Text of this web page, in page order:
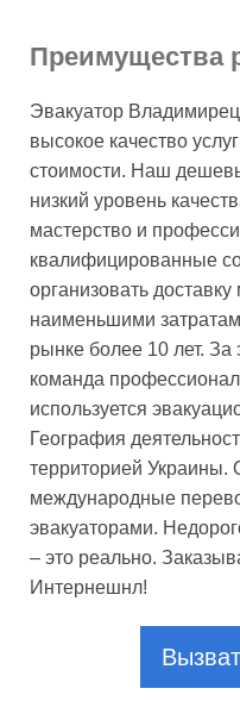
Преимущества
Эвакуатор
высокое качество
стоимости. Наш
низкий уровень
мастерство и
квалифицированные
организовать
наименьшими
рынке более 10 лет.
команда
используется
География
территорией Украины.
международные
эвакуаторами.
– это реально.
Интернешнл!